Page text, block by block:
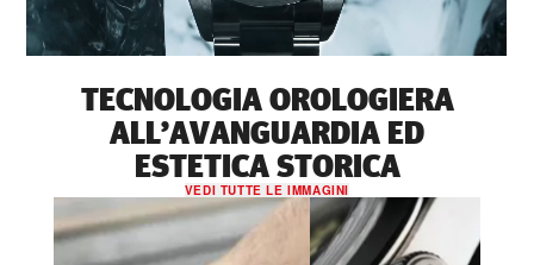
TECNOLOGIA OROLOGIERA
ALL’AVANGUARDIA ED
ESTETICA STORICA
VEDI TUTTE LE IMMAGINI